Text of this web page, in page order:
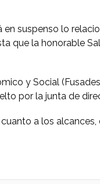
suspenso lo
que la honorable
y Social
por la junta de
a los